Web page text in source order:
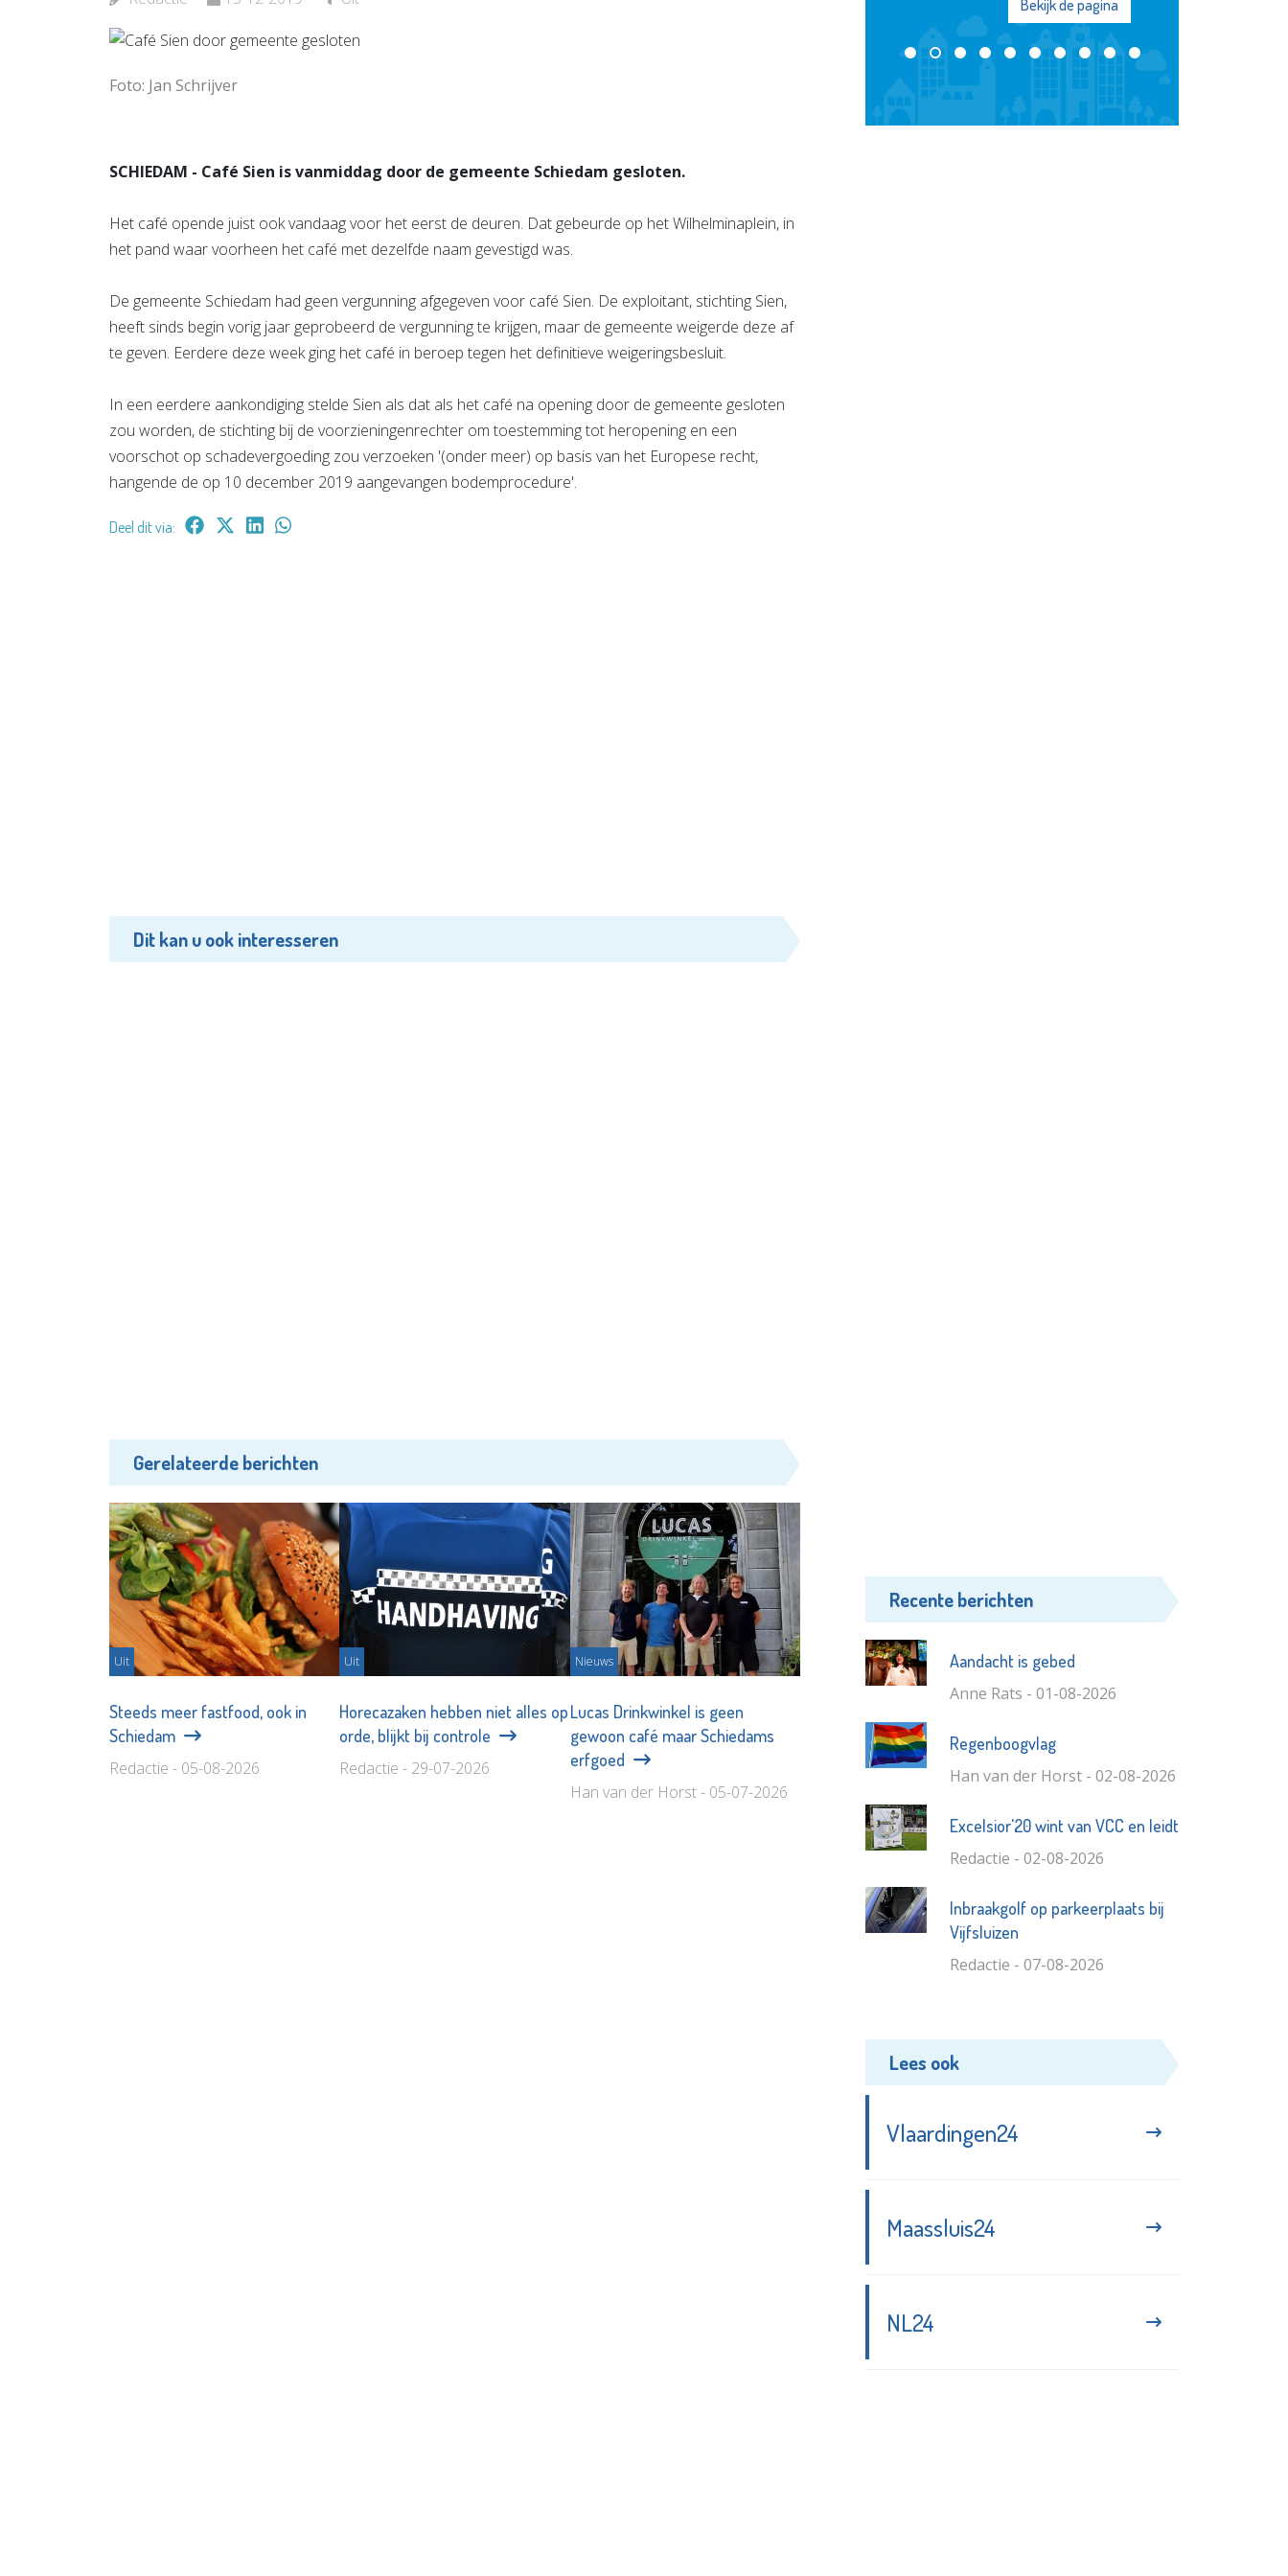
Foto: Jan Schrijver
SCHIEDAM - Café Sien is vanmiddag door de gemeente Schiedam gesloten.
Het café opende juist ook vandaag voor het eerst de deuren. Dat gebeurde op het Wilhelminaplein, in
het pand waar voorheen het café met dezelfde naam gevestigd was.
De gemeente Schiedam had geen vergunning afgegeven voor café Sien. De exploitant, stichting Sien,
heeft sinds begin vorig jaar geprobeerd de vergunning te krijgen, maar de gemeente weigerde deze af
te geven. Eerdere deze week ging het café in beroep tegen het definitieve weigeringsbesluit.
In een eerdere aankondiging stelde Sien als dat als het café na opening door de gemeente gesloten
zou worden, de stichting bij de voorzieningenrechter om toestemming tot heropening en een
voorschot op schadevergoeding zou verzoeken '(onder meer) op basis van het Europese recht,
hangende de op 10 december 2019 aangevangen bodemprocedure'.
Deel dit via:
Dit kan u ook interesseren
Gerelateerde berichten
Uit
Steeds meer fastfood, ook in
Schiedam
Redactie - 05-08-2026
Uit
Horecazaken hebben niet alles op
orde, blijkt bij controle
Redactie - 29-07-2026
Nieuws
Lucas Drinkwinkel is geen
gewoon café maar Schiedams
erfgoed
Han van der Horst - 05-07-2026
Bekijk de pagina
Recente berichten
Aandacht is gebed
Anne Rats - 01-08-2026
Regenboogvlag
Han van der Horst - 02-08-2026
Excelsior'20 wint van VCC en leidt
Redactie - 02-08-2026
Inbraakgolf op parkeerplaats bij
Vijfsluizen
Redactie - 07-08-2026
Lees ook
Vlaardingen24
Maassluis24
NL24